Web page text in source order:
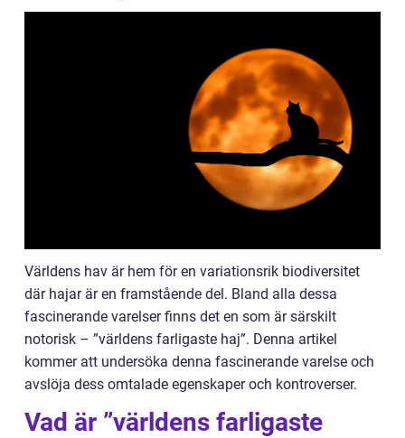
Världens hav är hem för en variationsrik biodiversitet
där hajar är en framstående del. Bland alla dessa
fascinerande varelser finns det en som är särskilt
notorisk – ”världens farligaste haj”. Denna artikel
kommer att undersöka denna fascinerande varelse och
avslöja dess omtalade egenskaper och kontroverser.
Vad är ”världens farligaste